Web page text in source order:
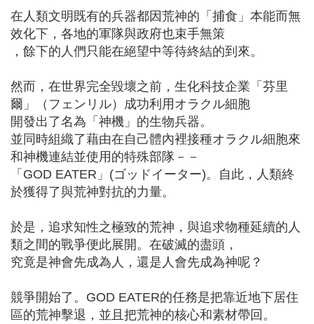
在人類文明既有的兵器都因荒神的「捕食」本能而無
效化下，各地的軍隊與政府也束手無策
，餘下的人們只能在絕望中等待終結的到來。
然而，在世界完全毀壞之前，生化科技企業「芬里
爾」（フェンリル）成功利用オラクル細胞
開發出了名為「神機」的生物兵器。
並同時組織了藉由在自己體內裡接種オラクル細胞來
和神機連結並使用的特殊部隊－－
「GOD EATER」(ゴッドイーター)。自此，人類終
於獲得了與荒神對抗的力量。
於是，追求知性之極致的荒神，與追求物種延續的人
類之間的戰爭便此展開。在破滅的盡頭，
究竟是神會先成為人，還是人會先成為神呢？
競爭開始了。GOD EATER的任務是把靠近地下居住
區的荒神擊退，並且把荒神的核心和素材帶回。